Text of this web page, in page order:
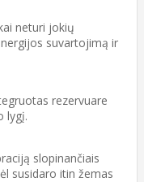
neturi jokių
suvartojimą ir
rezervuare
lygį.
slopinančiais
susidaro itin žemas